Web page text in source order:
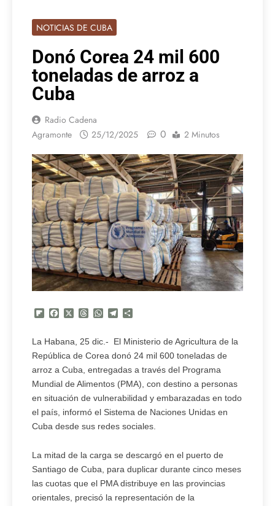
NOTICIAS DE CUBA
Donó Corea 24 mil 600
toneladas de arroz a
Cuba
Radio Cadena
Agramonte
25/12/2025 0 2 Minutos
Flipboard
Facebook
X Threads
WhatsApp
Telegram
La Habana, 25 dic.- El Ministerio de Agricultura de la
República de Corea donó 24 mil 600 toneladas de
arroz a Cuba, entregadas a través del Programa
Mundial de Alimentos (PMA), con destino a personas
en situación de vulnerabilidad y embarazadas en todo
el país, informó el Sistema de Naciones Unidas en
Cuba desde sus redes sociales.
La mitad de la carga se descargó en el puerto de
Santiago de Cuba, para duplicar durante cinco meses
las cuotas que el PMA distribuye en las provincias
orientales, precisó la representación de la